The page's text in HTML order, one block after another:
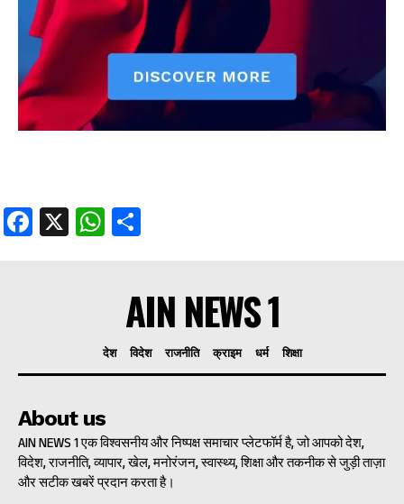
Facebook
X WhatsApp
AIN NEWS 1
देश विदेश राजनीति क्राइम धर्म शिक्षा
About us
AIN NEWS 1 एक विश्वसनीय और निष्पक्ष समाचार प्लेटफॉर्म है, जो आपको देश,
विदेश, राजनीति, व्यापार, खेल, मनोरंजन, स्वास्थ्य, शिक्षा और तकनीक से जुड़ी ताज़ा
और सटीक खबरें प्रदान करता है।